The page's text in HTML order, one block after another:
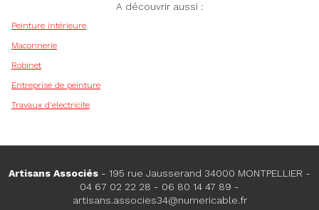
A découvrir aussi :
Peinture intérieure
Maconnerie
Robinet
Entreprise de peinture
Travaux d'electricite
Artisans Associés - 195 rue Jausserand 34000 MONTPELLIER -
04 67 02 22 28 - 06 80 14 47 89 -
artisans.associes34@numericable.fr